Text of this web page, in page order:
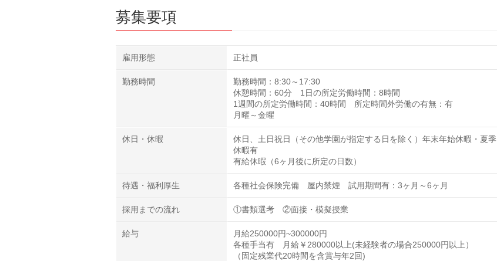
募集要項
雇用形態 正社員
勤務時間
勤務時間：8:30～17:30
休憩時間：60分 1日の所定労働時間：8時間
1週間の所定労働時間：40時間 所定時間外労働の有無：有
月曜～金曜
休日・休暇
休日、土日祝日（その他学園が指定する日を除く）年末年始休暇・夏季
休暇有
有給休暇（6ヶ月後に所定の日数）
待遇・福利厚生 各種社会保険完備 屋内禁煙 試用期間有：3ヶ月～6ヶ月
採用までの流れ ①書類選考 ②面接・模擬授業
給与
月給250000円~300000円
各種手当有 月給￥280000以上(未経験者の場合250000円以上）
（固定残業代20時間を含賞与年2回)